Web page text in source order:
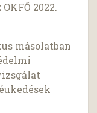
2022.
másolatban